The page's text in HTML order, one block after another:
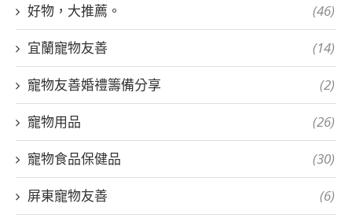
好物，大推薦。 (46)
宜蘭寵物友善 (14)
寵物友善婚禮籌備分享 (2)
寵物用品 (26)
寵物食品保健品 (30)
屏東寵物友善 (6)